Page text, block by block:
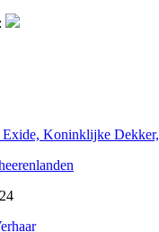
Exide, Koninklijke Dekker,